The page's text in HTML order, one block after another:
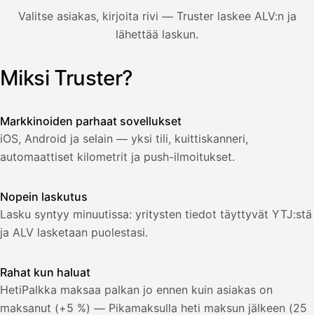
Valitse asiakas, kirjoita rivi — Truster laskee ALV:n ja
lähettää laskun.
Kuvitus: käyttäjä luo laskun Truster-sovelluksessa —
€
25,5
471,75
Miksi Truster?
Markkinoiden parhaat sovellukset
iOS, Android ja selain — yksi tili, kuittiskanneri,
automaattiset kilometrit ja push-ilmoitukset.
Nopein laskutus
Lasku syntyy minuutissa: yritysten tiedot täyttyvät YTJ:stä
ja ALV lasketaan puolestasi.
Rahat kun haluat
HetiPalkka maksaa palkan jo ennen kuin asiakas on
maksanut (+5 %) — Pikamaksulla heti maksun jälkeen (25